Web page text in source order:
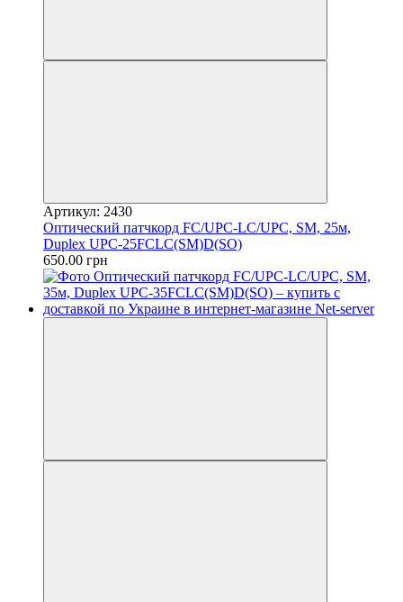
Артикул: 2430
Оптический патчкорд FC/UPC-LC/UPC, SM, 25м,
Duplex UPC-25FCLC(SM)D(SO)
650.00 грн